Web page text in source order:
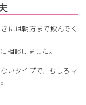
には朝方まで飲んでく
相談しました。
いタイプで、むしろマ